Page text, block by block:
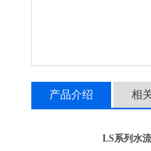
产品介绍 相
LS系列水流量